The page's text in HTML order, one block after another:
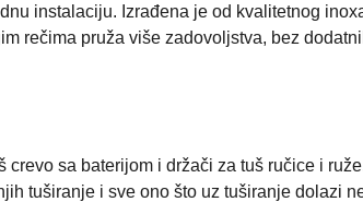
instalaciju. Izrađena je od kvalitetnog
rečima pruža više zadovoljstva, bez
sa baterijom i držači za tuš ručice i
tuširanje i sve ono što uz tuširanje dolazi